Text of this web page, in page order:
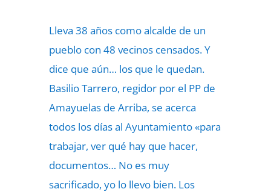
Lleva 38 años como alcalde de un
pueblo con 48 vecinos censados. Y
dice que aún… los que le quedan.
Basilio Tarrero, regidor por el PP de
Amayuelas de Arriba, se acerca
todos los días al Ayuntamiento «para
trabajar, ver qué hay que hacer,
documentos… No es muy
sacrificado, yo lo llevo bien. Los